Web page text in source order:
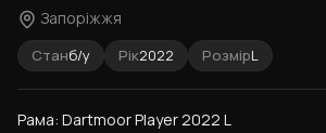
Запоріжжя
Станб/у Рік2022 РозмірL
Рама: Dartmoor Player 2022 L